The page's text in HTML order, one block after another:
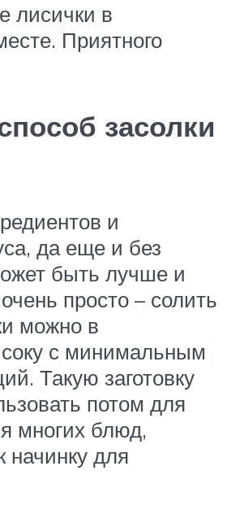
лисички в
Приятного
засолки
и
да еще и без
быть лучше и
просто – солить
можно в
с минимальным
Такую заготовку
потом для
многих блюд,
начинку для